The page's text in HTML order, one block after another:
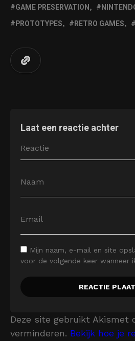
GAME PRESERVATION
PROTOTYPES
RETRO GAMES
Laat een reactie achter
Mijn naam, e-mail en site
voor de volgende keer wanneer
Deze site gebruikt Akismet
verminderen. Bekijk hoe je